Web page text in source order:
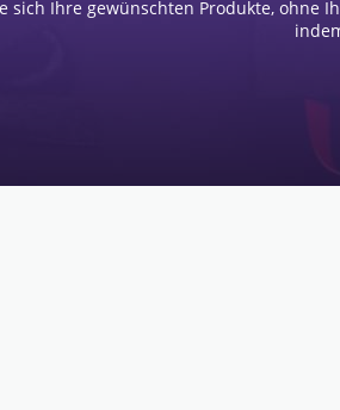
sich Ihre gewünschten Produkte, ohne